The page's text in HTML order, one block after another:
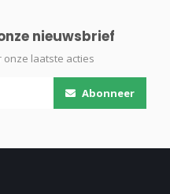
nieuwsbrief
onze laatste acties
Abonneer